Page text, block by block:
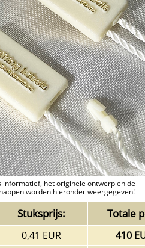
informatief, het originele ontwerp en de
worden hieronder weergegeven!
Stuksprijs: Totale
0,41 EUR
410